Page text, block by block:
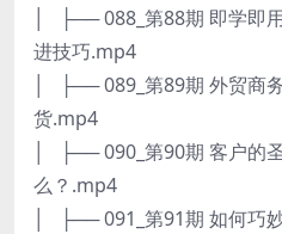
│ ├── 088_第88期 即学即
进技巧.mp4
│ ├── 089_第89期 外贸商
货.mp4
│ ├── 090_第90期 客户的
么？.mp4
│ ├── 091_第91期 如何巧